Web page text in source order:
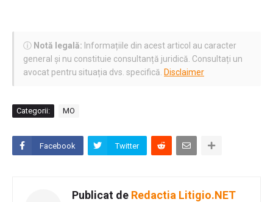
ⓘ Notă legală: Informațiile din acest articol au caracter
general și nu constituie consultanță juridică. Consultați un
avocat pentru situația dvs. specifică. Disclaimer
Categorii: MO
Facebook Twitter
Publicat de Redactia Litigio.NET